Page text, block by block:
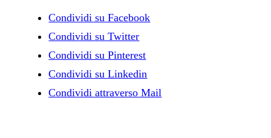
Condividi su Facebook
Condividi su Twitter
Condividi su Pinterest
Condividi su Linkedin
Condividi attraverso Mail